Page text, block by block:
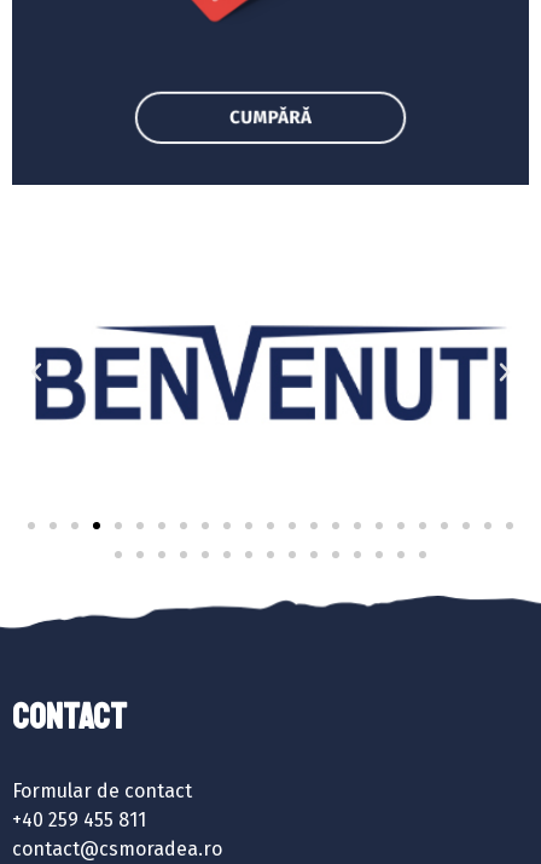
Contact
Formular de contact
+40 259 455 811
contact@csmoradea.ro